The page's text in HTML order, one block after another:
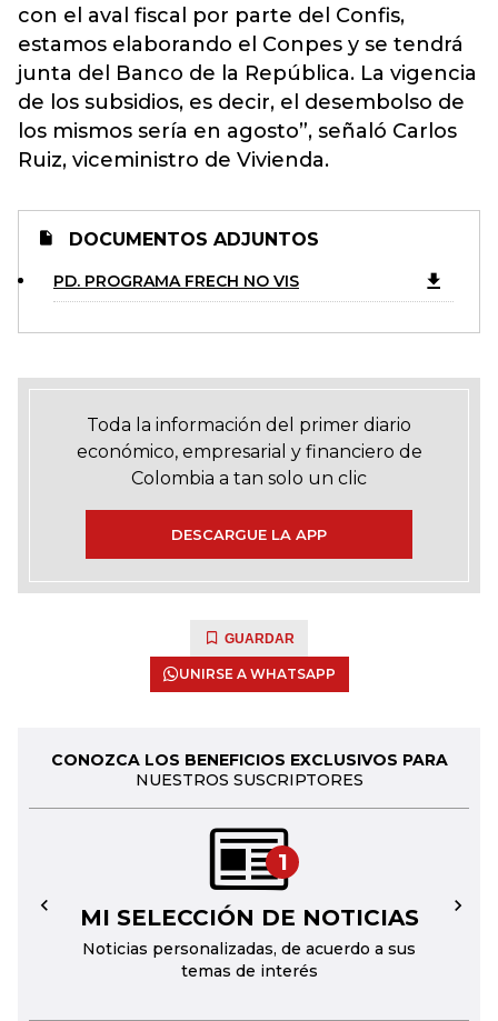
con el aval fiscal por parte del Confis,
estamos elaborando el Conpes y se tendrá
junta del Banco de la República. La vigencia
de los subsidios, es decir, el desembolso de
los mismos sería en agosto”, señaló Carlos
Ruiz, viceministro de Vivienda.
DOCUMENTOS ADJUNTOS
PD. PROGRAMA FRECH NO VIS
Toda la información del primer diario
económico, empresarial y financiero de
Colombia a tan solo un clic
DESCARGUE LA APP
GUARDAR
UNIRSE A WHATSAPP
CONOZCA LOS BENEFICIOS EXCLUSIVOS PARA
NUESTROS SUSCRIPTORES
1
MI SELECCIÓN DE NOTICIAS
Noticias personalizadas, de acuerdo a sus
temas de interés
← →